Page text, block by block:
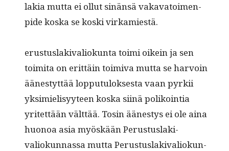
lakia mut­ta ei ollut sinän­sä vaka­va­toimen­
pide kos­ka se kos­ki virkamiestä.
erus­tus­laki­valiokun­ta toi­mi oikein ja sen
toimi­ta on erit­täin toimi­va mut­ta se har­voin
äänestyt­tää lop­putu­lok­ses­ta vaan pyrkii
yksimielisyy­teen kos­ka siinä polikoin­tia
yritet­tään vält­tää. Tosin äänestys ei ole aina
huonoa asia myöskään ​Perus­tus­laki­
valiokun­nas­sa mut­ta ​Perus­tus­laki­valiokun­